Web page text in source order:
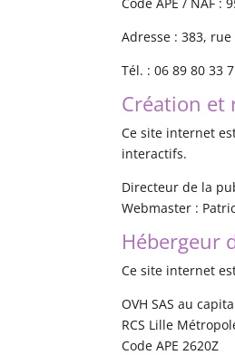
Adresse : 383,
Tél. : 06 89 80 33
Création et
Ce site internet
interactifs.
Directeur de la
Webmaster :
Hébergeur
Ce site internet
OVH SAS au
RCS Lille
Code APE 2620Z